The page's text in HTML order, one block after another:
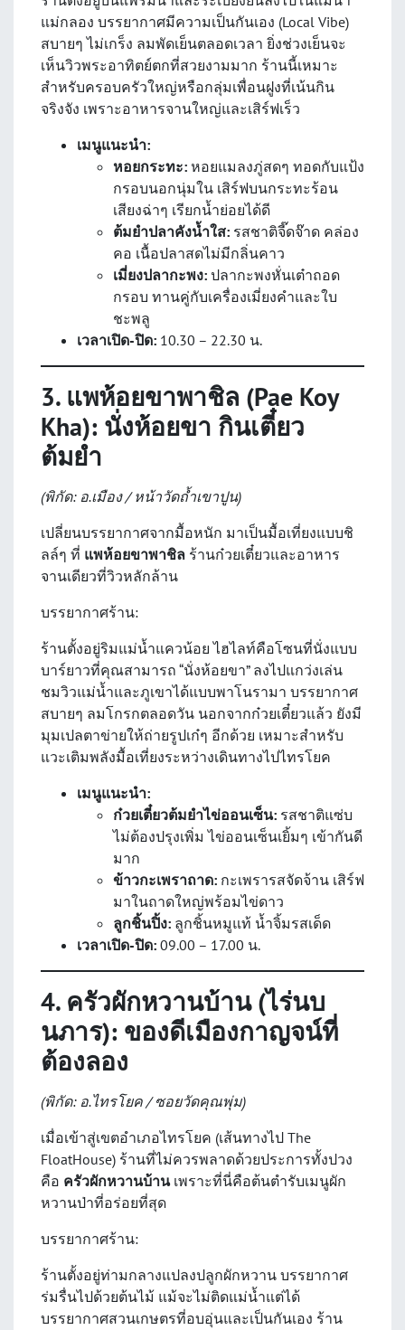
แม่กลอง บรรยากาศมีความเป็นกันเอง (Local Vibe)
สบายๆ ไม่เกร็ง ลมพัดเย็นตลอดเวลา ยิ่งช่วงเย็นจะ
เห็นวิวพระอาทิตย์ตกที่สวยงามมาก ร้านนี้เหมาะ
สำหรับครอบครัวใหญ่หรือกลุ่มเพื่อนฝูงที่เน้นกิน
จริงจัง เพราะอาหารจานใหญ่และเสิร์ฟเร็ว
เมนูแนะนำ:
หอยกระทะ: หอยแมลงภู่สดๆ ทอดกับแป้ง
กรอบนอกนุ่มใน เสิร์ฟบนกระทะร้อน
เสียงฉ่าๆ เรียกน้ำย่อยได้ดี
ต้มยำปลาคังน้ำใส: รสชาติจี๊ดจ๊าด คล่อง
คอ เนื้อปลาสดไม่มีกลิ่นคาว
เมี่ยงปลากะพง: ปลากะพงหั่นเต๋าถอด
กรอบ ทานคู่กับเครื่องเมี่ยงคำและใบ
ชะพลู
เวลาเปิด-ปิด: 10.30 – 22.30 น.
3. แพห้อยขาพาชิล (Pae Koy
Kha): นั่งห้อยขา กินเตี๋ยว
ต้มยำ
(พิกัด: อ.เมือง / หน้าวัดถ้ำเขาปูน)
เปลี่ยนบรรยากาศจากมื้อหนัก มาเป็นมื้อเที่ยงแบบชิ
ลล์ๆ ที่ แพห้อยขาพาชิล ร้านก๋วยเตี๋ยวและอาหาร
จานเดียวที่วิวหลักล้าน
บรรยากาศร้าน:
ร้านตั้งอยู่ริมแม่น้ำแควน้อย ไฮไลท์คือโซนที่นั่งแบบ
บาร์ยาวที่คุณสามารถ “นั่งห้อยขา” ลงไปแกว่งเล่น
ชมวิวแม่น้ำและภูเขาได้แบบพาโนรามา บรรยากาศ
สบายๆ ลมโกรกตลอดวัน นอกจากก๋วยเตี๋ยวแล้ว ยังมี
มุมเปลตาข่ายให้ถ่ายรูปเก๋ๆ อีกด้วย เหมาะสำหรับ
แวะเติมพลังมื้อเที่ยงระหว่างเดินทางไปไทรโยค
เมนูแนะนำ:
ก๋วยเตี๋ยวต้มยำไข่ออนเซ็น: รสชาติแซ่บ
ไม่ต้องปรุงเพิ่ม ไข่ออนเซ็นเยิ้มๆ เข้ากันดี
มาก
ข้าวกะเพราถาด: กะเพรารสจัดจ้าน เสิร์ฟ
มาในถาดใหญ่พร้อมไข่ดาว
ลูกชิ้นปิ้ง: ลูกชิ้นหมูแท้ น้ำจิ้มรสเด็ด
เวลาเปิด-ปิด: 09.00 – 17.00 น.
4. ครัวผักหวานบ้าน (ไร่นบ
นภาร): ของดีเมืองกาญจน์ที่
ต้องลอง
(พิกัด: อ.ไทรโยค / ซอยวัดคุณพุ่ม)
เมื่อเข้าสู่เขตอำเภอไทรโยค (เส้นทางไป The
FloatHouse) ร้านที่ไม่ควรพลาดด้วยประการทั้งปวง
คือ ครัวผักหวานบ้านเพราะที่นี่คือต้นตำรับเมนูผัก
หวานป่าที่อร่อยที่สุด
บรรยากาศร้าน:
ร้านตั้งอยู่ท่ามกลางแปลงปลูกผักหวาน บรรยากาศ
ร่มรื่นไปด้วยต้นไม้ แม้จะไม่ติดแม่น้ำแต่ได้
บรรยากาศสวนเกษตรที่อบอุ่นและเป็นกันเอง ร้าน